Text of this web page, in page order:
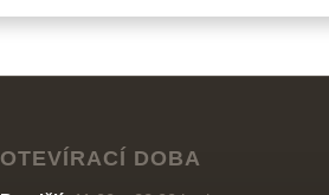
OTEVÍRACÍ DOBA